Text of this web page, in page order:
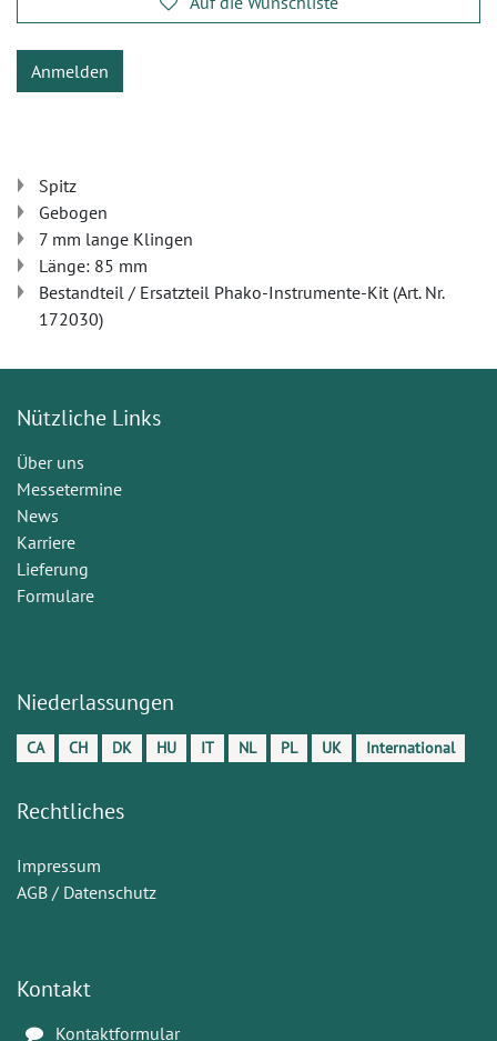
Anmelden
Spitz
Gebogen
7 mm lange Klingen
Länge: 85 mm
Bestandteil / Ersatzteil Phako-Instrumente-Kit (Art. Nr.
172030)
Nützliche Links
Über uns
Messetermine
News
Karriere
Lieferung
Formulare
Niederlassungen
CA CH DK HU IT NL PL UK International
Rechtliches
Impressum
AGB / Datenschutz
Kontakt
Kontaktformular